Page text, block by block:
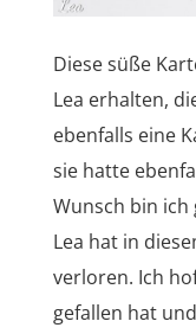
Diese süße
Lea erhalten,
ebenfalls eine
sie hatte
Wunsch bin
Lea hat in
verloren. Ich
gefallen hat